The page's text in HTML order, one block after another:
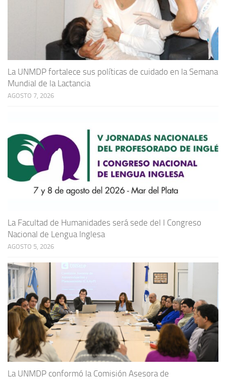
La UNMDP fortalece sus políticas de cuidado en la Semana
Mundial de la Lactancia
AGOSTO 7, 2026
La Facultad de Humanidades será sede del I Congreso
Nacional de Lengua Inglesa
AGOSTO 5, 2026
La UNMDP conformó la Comisión Asesora de